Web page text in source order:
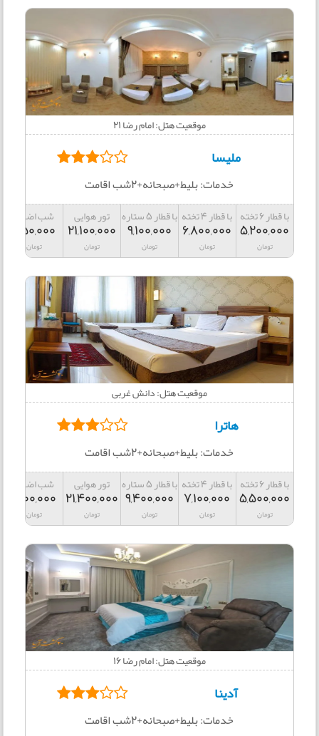
موقعیت هتل: امام رضا 21
ملیسا
خدمات: بلیط+صبحانه+2شب اقامت
با قطار 6 تخته
5,200,000
تومان
با قطار 4 تخته
6,800,000
تومان
با قطار 5 ستاره
9,100,000
تومان
تور هوایی
21,100,000
تومان
شب اضافه
850,000
تومان
موقعیت هتل: دانش غربی
هاترا
خدمات: بلیط+صبحانه+2شب اقامت
با قطار 6 تخته
5,500,000
تومان
با قطار 4 تخته
7,100,000
تومان
با قطار 5 ستاره
9,400,000
تومان
تور هوایی
21,400,000
تومان
شب اضافه
1,000,000
تومان
موقعیت هتل: امام رضا 16
آدینا
خدمات: بلیط+صبحانه+2شب اقامت